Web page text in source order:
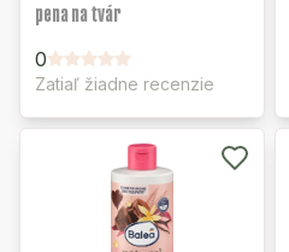
pena na tvár
0
Zatiaľ žiadne recenzie